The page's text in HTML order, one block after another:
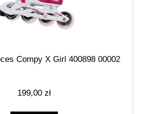
Compy X Girl 400898 00002
199,00 zł